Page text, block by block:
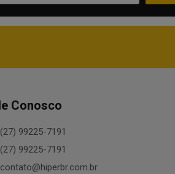
Conosco
(27) 99225-7191
(27) 99225-7191
contato@hiperbr.com.br